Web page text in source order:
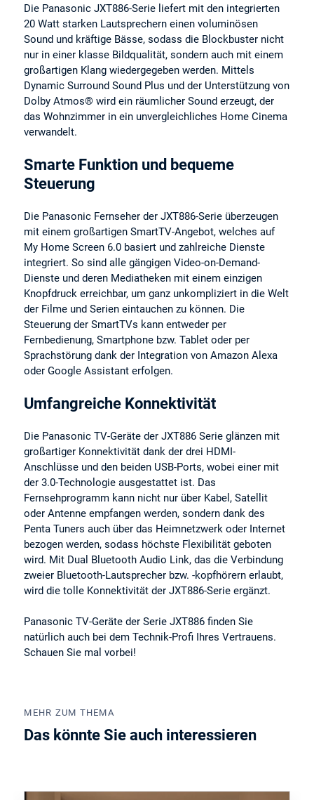
Die Panasonic JXT886-Serie liefert mit den integrierten
20 Watt starken Lautsprechern einen voluminösen
Sound und kräftige Bässe, sodass die Blockbuster nicht
nur in einer klasse Bildqualität, sondern auch mit einem
großartigen Klang wiedergegeben werden. Mittels
Dynamic Surround Sound Plus und der Unterstützung von
Dolby Atmos® wird ein räumlicher Sound erzeugt, der
das Wohnzimmer in ein unvergleichliches Home Cinema
verwandelt.
Smarte Funktion und bequeme
Steuerung
Die Panasonic Fernseher der JXT886-Serie überzeugen
mit einem großartigen SmartTV-Angebot, welches auf
My Home Screen 6.0 basiert und zahlreiche Dienste
integriert. So sind alle gängigen Video-on-Demand-
Dienste und deren Mediatheken mit einem einzigen
Knopfdruck erreichbar, um ganz unkompliziert in die Welt
der Filme und Serien eintauchen zu können. Die
Steuerung der SmartTVs kann entweder per
Fernbedienung, Smartphone bzw. Tablet oder per
Sprachstörung dank der Integration von Amazon Alexa
oder Google Assistant erfolgen.
Umfangreiche Konnektivität
Die Panasonic TV-Geräte der JXT886 Serie glänzen mit
großartiger Konnektivität dank der drei HDMI-
Anschlüsse und den beiden USB-Ports, wobei einer mit
der 3.0-Technologie ausgestattet ist. Das
Fernsehprogramm kann nicht nur über Kabel, Satellit
oder Antenne empfangen werden, sondern dank des
Penta Tuners auch über das Heimnetzwerk oder Internet
bezogen werden, sodass höchste Flexibilität geboten
wird. Mit Dual Bluetooth Audio Link, das die Verbindung
zweier Bluetooth-Lautsprecher bzw. -kopfhörern erlaubt,
wird die tolle Konnektivität der JXT886-Serie ergänzt.
Panasonic TV-Geräte der Serie JXT886 finden Sie
natürlich auch bei dem Technik-Profi Ihres Vertrauens.
Schauen Sie mal vorbei!
MEHR ZUM THEMA
Das könnte Sie auch interessieren